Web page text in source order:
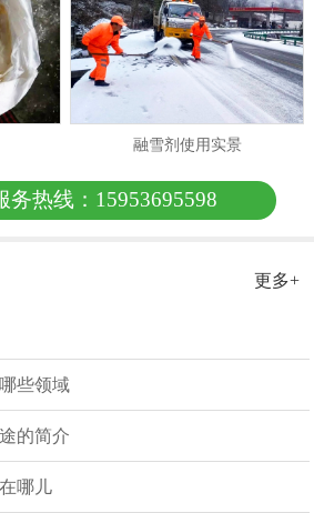
融雪剂使用实景
务热线：15953695598
更多+
些领域
的简介
哪儿